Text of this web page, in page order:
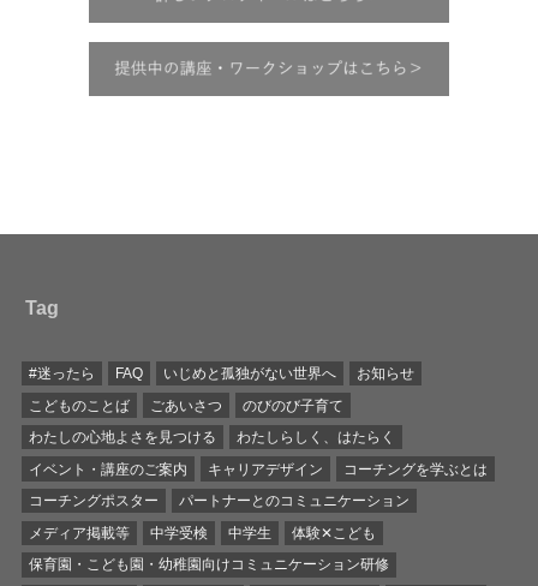
Tag
#迷ったら FAQ いじめと孤独がない世界へ
お知らせ
こどものことば
ごあいさつ
のびのび子育て
わたしの心地よさを見つける
わたしらしく、はたらく
イベント・講座のご案内
キャリアデザイン
コーチングを学ぶとは
コーチングポスター
パートナーとのコミュニケーション
メディア掲載等
中学受検 中学生
体験✕こども
保育園・こども園・幼稚園向けコミュニケーション研修